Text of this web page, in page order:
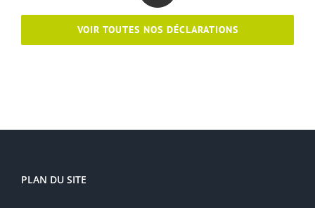
VOIR TOUTES NOS DÉCLARATIONS
PLAN DU SITE